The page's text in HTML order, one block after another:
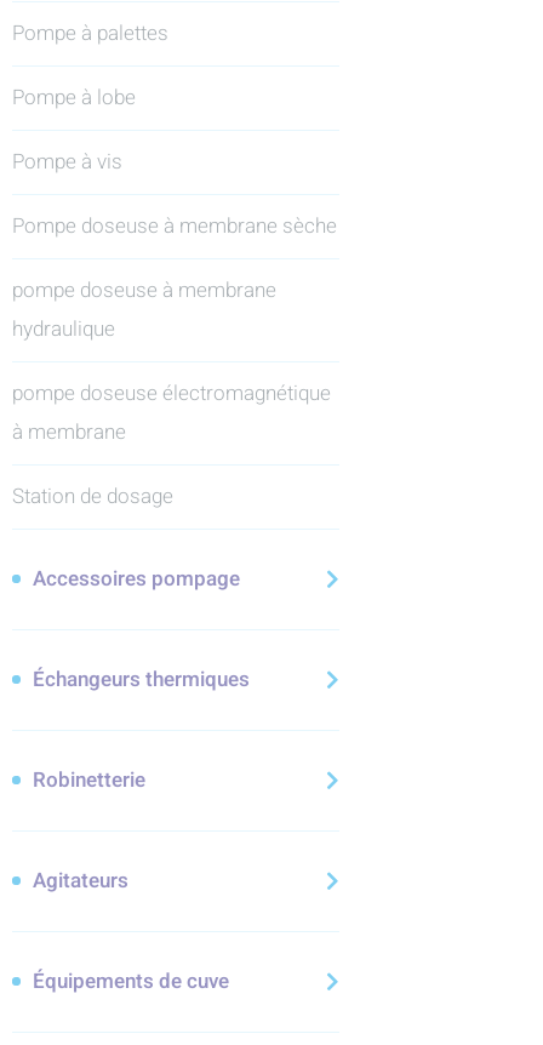
Pompe à palettes
Pompe à lobe
Pompe à vis
Pompe doseuse à membrane sèche
pompe doseuse à membrane
hydraulique
pompe doseuse électromagnétique
à membrane
Station de dosage
Accessoires pompage
Échangeurs thermiques
Robinetterie
Agitateurs
Équipements de cuve